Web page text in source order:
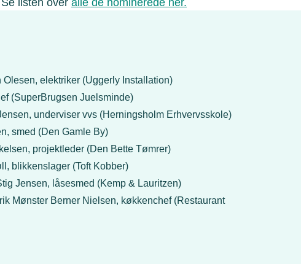
Olesen, elektriker (Uggerly Installation)
(SuperBrugsen Juelsminde)
underviser vvs (Herningsholm Erhvervsskole)
smed (Den Gamle By)
projektleder (Den Bette Tømrer)
blikkenslager (Toft Kobber)
Jensen, låsesmed (Kemp & Lauritzen)
Mønster Berner Nielsen, køkkenchef (Restaurant